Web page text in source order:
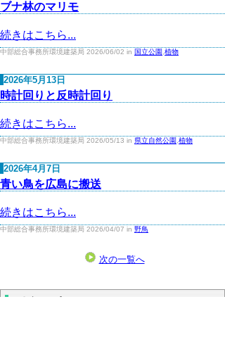
ブナ林のマリモ
続きはこちら...
中部総合事務所環境建築局 2026/06/02 in 国立公園 植物
2026年5月13日
時計回りと反時計回り
続きはこちら...
中部総合事務所環境建築局 2026/05/13 in 県立自然公園 植物
2026年4月7日
青い鳥を広島に搬送
続きはこちら...
中部総合事務所環境建築局 2026/04/07 in 野鳥
次の一覧へ